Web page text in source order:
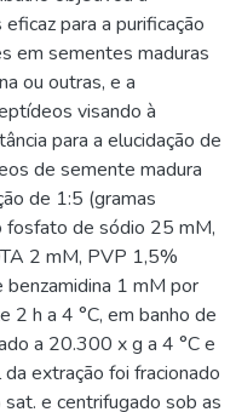
para a purificação
em sementes maduras
ou outras, e a
visando à
para a elucidação de
de semente madura
de 1:5 (gramas
fosfato de sódio 25 mM,
2 mM, PVP 1,5%
1 mM por
2 h a 4 °C, em banho de
a 20.300 x g a 4 °C e
extração foi fracionado
e centrifugado sob as